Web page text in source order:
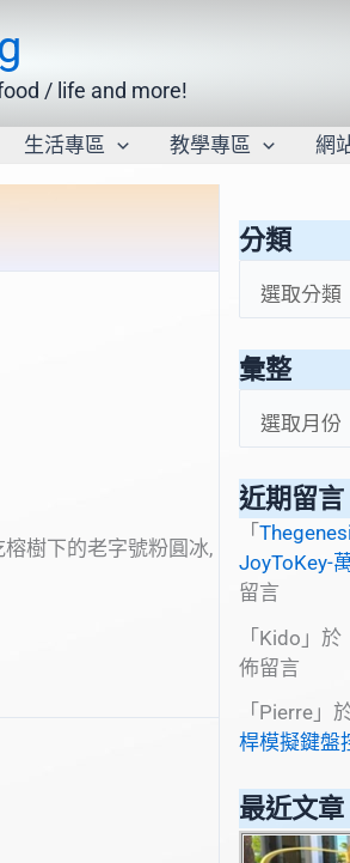
/ life and more!
生活專區 教學專區 網
樹下的老字號粉圓冰,
分類
類
彙整
整
近期留言
「
JoyToKey-
留言
「 Kido 」於
佈留言
「 Pierre 」
桿模擬鍵盤
最近文章